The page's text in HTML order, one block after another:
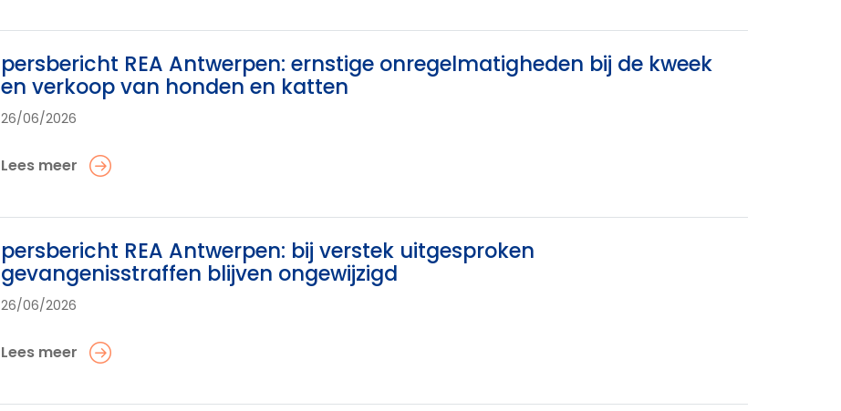
persbericht REA Antwerpen: ernstige onregelmatigheden bij de kweek
en verkoop van honden en katten
26/06/2026
Lees meer
persbericht REA Antwerpen: bij verstek uitgesproken
gevangenisstraffen blijven ongewijzigd
26/06/2026
Lees meer